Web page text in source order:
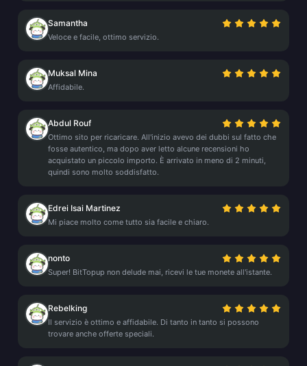
Samantha
Veloce e facile, ottimo servizio.
Muksal Mina
Affidabile.
Abdul Rouf
Ottimo sito per ricaricare. All'inizio avevo dei dubbi sul fatto che
fosse autentico, ma dopo aver letto alcune recensioni ho
acquistato un piccolo importo. È arrivato in meno di 2 minuti,
quindi sono molto soddisfatto.
Edrei Isai Martinez
Mi piace molto come tutto sia facile e chiaro.
nonto
Super! BitTopup non delude mai, ricevi le tue monete all'istante.
Rebelking
Il servizio è ottimo e affidabile. Di tanto in tanto si possono
trovare anche offerte speciali.